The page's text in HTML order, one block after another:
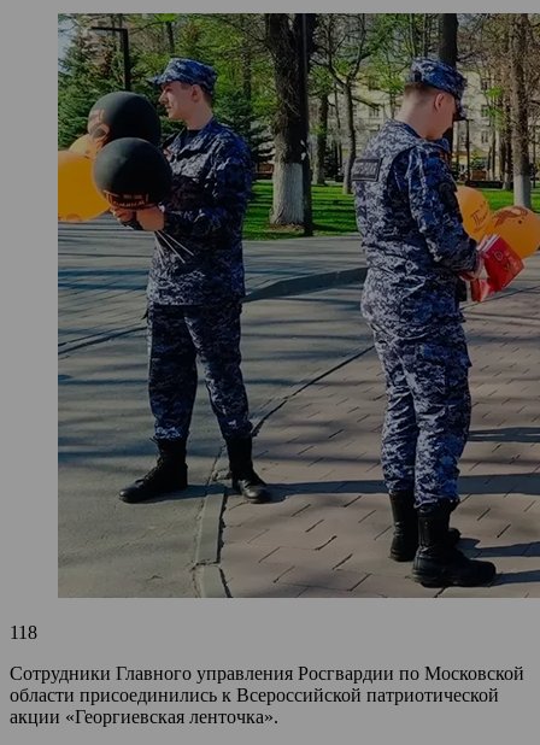
118
Сотрудники Главного управления Росгвардии по Московской
области присоединились к Всероссийской патриотической
акции «Георгиевская ленточка».